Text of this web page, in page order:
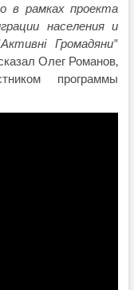
в рамках проекта
населения и
Громадяни"
Олег Романов,
программы